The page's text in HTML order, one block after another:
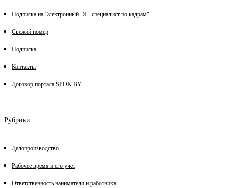
Подписка на Электронный "Я - специалист по кадрам"
Свежий номер
Подписка
Контакты
Договор портала SPOK.BY
Рубрики
Делопроизводство
Рабочее время и его учет
Ответственность нанимателя и работника